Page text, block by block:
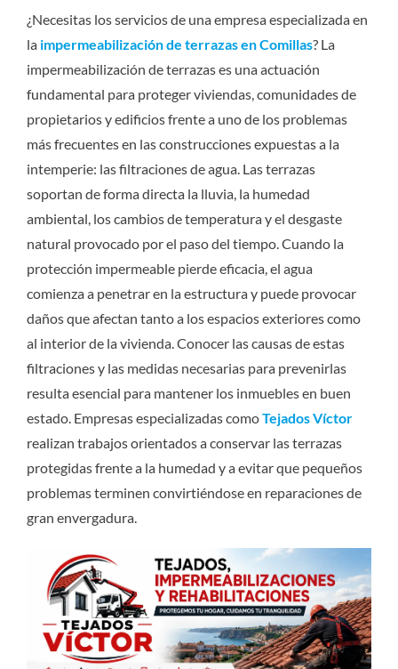
¿Necesitas los servicios de una empresa especializada en
la impermeabilización de terrazas en Comillas? La
impermeabilización de terrazas es una actuación
fundamental para proteger viviendas, comunidades de
propietarios y edificios frente a uno de los problemas
más frecuentes en las construcciones expuestas a la
intemperie: las filtraciones de agua. Las terrazas
soportan de forma directa la lluvia, la humedad
ambiental, los cambios de temperatura y el desgaste
natural provocado por el paso del tiempo. Cuando la
protección impermeable pierde eficacia, el agua
comienza a penetrar en la estructura y puede provocar
daños que afectan tanto a los espacios exteriores como
al interior de la vivienda. Conocer las causas de estas
filtraciones y las medidas necesarias para prevenirlas
resulta esencial para mantener los inmuebles en buen
estado. Empresas especializadas comoTejados Víctor
realizan trabajos orientados a conservar las terrazas
protegidas frente a la humedad y a evitar que pequeños
problemas terminen convirtiéndose en reparaciones de
gran envergadura.